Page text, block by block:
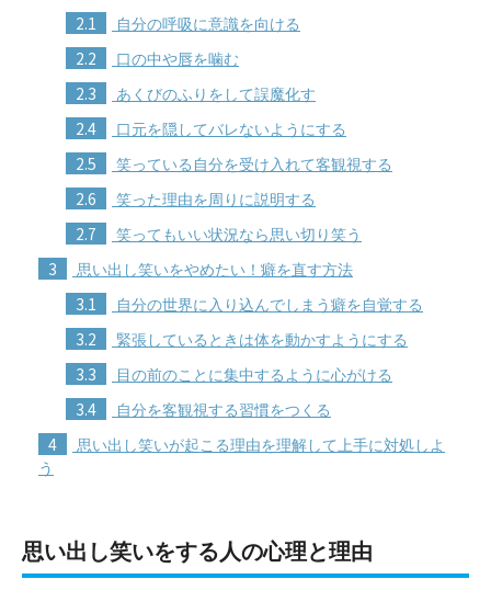
2.1 自分の呼吸に意識を向ける
2.2 口の中や唇を噛む
2.3 あくびのふりをして誤魔化す
2.4 口元を隠してバレないようにする
2.5 笑っている自分を受け入れて客観視する
2.6 笑った理由を周りに説明する
2.7 笑ってもいい状況なら思い切り笑う
3 思い出し笑いをやめたい！癖を直す方法
3.1 自分の世界に入り込んでしまう癖を自覚する
3.2 緊張しているときは体を動かすようにする
3.3 目の前のことに集中するように心がける
3.4 自分を客観視する習慣をつくる
4
思い出し笑いが起こる理由を理解して上手に対処しよ
う
思い出し笑いをする人の心理と理由